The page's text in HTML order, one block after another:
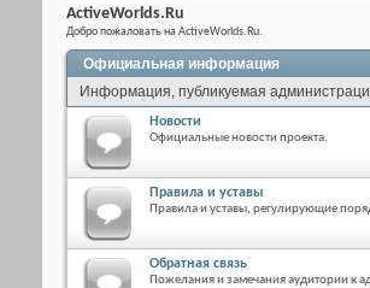
ActiveWorlds.Ru
Добро пожаловать на ActiveWorlds.Ru.
Официальная информация
Информация, публикуемая
Новости
Официальные новости проекта.
Правила и уставы
Правила и уставы, регулирующие
Обратная связь
Пожелания и замечания аудитории к